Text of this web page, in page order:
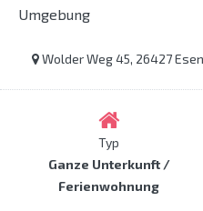
Umgebung
Wolder Weg 45, 26427
Typ
Ganze Unterkunft /
Ferienwohnung